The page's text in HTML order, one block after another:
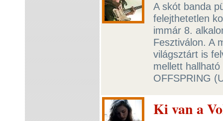
A skót banda
felejthetetlen
immár 8.
Fesztiválon. A
világsztárt is
mellett
OFFSPRING
Ki van a